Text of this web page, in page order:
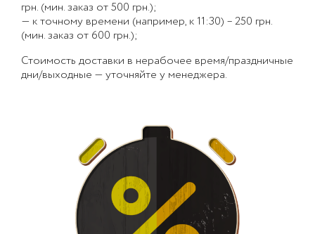
грн. (мин. заказ от 500 грн.);
— к точному времени (например, к 11:30) – 250 грн.
(мин. заказ от 600 грн.);
Стоимость доставки в нерабочее время/праздничные
дни/выходные — уточняйте у менеджера.